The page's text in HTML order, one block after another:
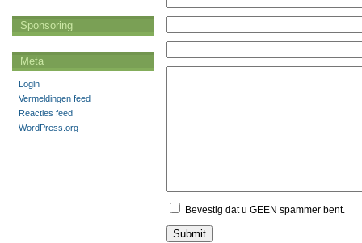
Bevestig dat u GEEN spammer bent.
Sponsoring
Meta
Login
Vermeldingen feed
Reacties feed
WordPress.org